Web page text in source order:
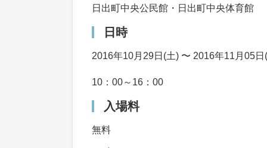
日出町中央公民館・日出町中央体育館
日時
2016年10月29日(土) 〜 2016年11月05日
10：00～16：00
入場料
無料